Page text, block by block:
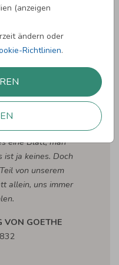
(anzeigen
ändern oder
Richtlinien.
KYROS
vom Baum, von
eine Blatt, man
ist ja keines. Doch
von unserem
allein, uns immer
VON GOETHE